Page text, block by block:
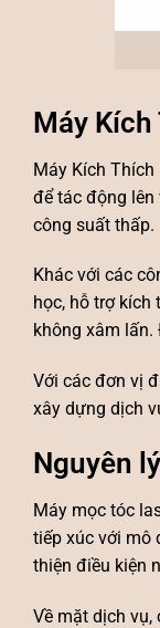
Máy Kích
Máy Kích Thích
để tác động lên
công suất thấp.
Khác với các
học, hỗ trợ kích
không xâm
Với các đơn vị
xây dựng dịch
Nguyên
Máy mọc tóc
tiếp xúc với mô
thiện điều kiện
Về mặt dịch